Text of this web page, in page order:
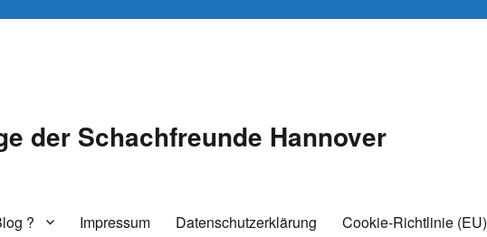
der Schachfreunde Hannover
? Impressum Datenschutzerklärung Cookie-Richtlinie (EU)